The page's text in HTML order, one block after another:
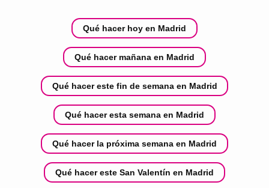
Qué hacer hoy en Madrid
Qué hacer mañana en Madrid
Qué hacer este fin de semana en Madrid
Qué hacer esta semana en Madrid
Qué hacer la próxima semana en Madrid
Qué hacer este San Valentín en Madrid